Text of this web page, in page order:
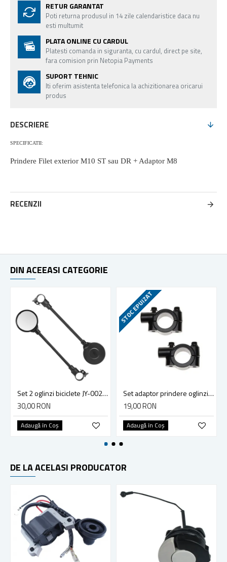
RETUR GARANTAT
Poti returna produsul in 14 zile calendaristice daca nu
esti multumit
PLATA ONLINE CU CARDUL
Platesti comanda in siguranta, cu cardul, direct pe site,
fara comision prin Netopia Payments
SUPORT TEHNIC
Iti oferim asistenta telefonica la achizitionarea oricarui
produs
DESCRIERE
SPECIFICATII:
Prindere Filet exterior M10 ST sau DR + Adaptor M8
RECENZII
DIN ACEEASI CATEGORIE
Set 2 oglinzi biciclete JY-002, plastic, montare pe ghidon, negru
30,00 RON
Adaugă în Coş
STOC EPUIZAT
Set adaptor prindere oglinzi colier - surub (Ø 8mm)
19,00 RON
Adaugă în Coş
DE LA ACELASI PRODUCATOR